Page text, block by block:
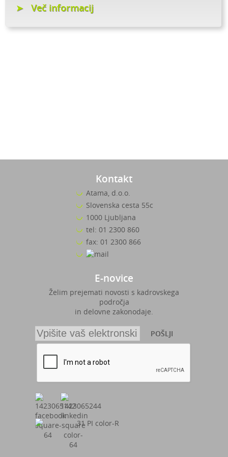
Več informacij
Kontakt
Atama, d.o.o.
Slovenska cesta 55c
1000 Ljubljana
tel: 01 2300 860
fax: 01 2300 866
E-novice
Želim prejemati novosti s kadrovskega
področja
in delovne zakonodaje.
POŠLJI